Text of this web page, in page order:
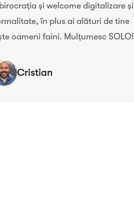
și welcome digitalizare și
în plus ai alături de tine
oameni faini. Mulțumesc SOLO!
Cristian